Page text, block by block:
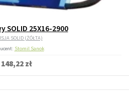
SOLID 25X16-2900
SOLID (ŻÓŁTA)
Stomil Sanok
148,22 zł